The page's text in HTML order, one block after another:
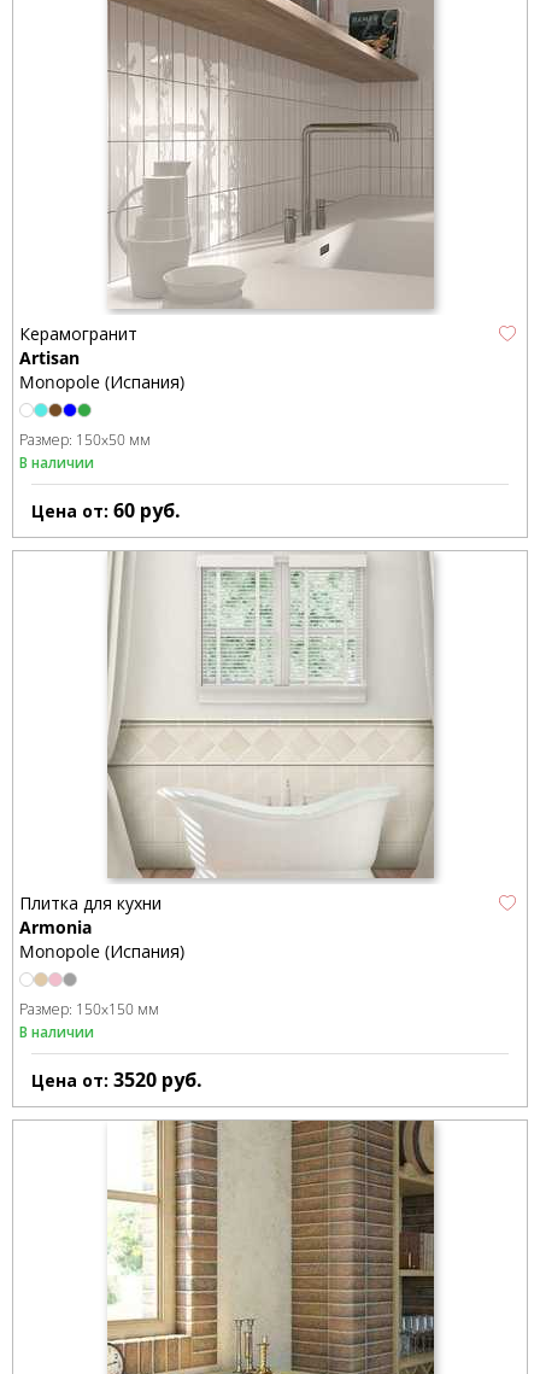
Керамогранит
Artisan
Monopole (Испания)
Размер: 150x50 мм
В наличии
Цена от: 60 руб.
Плитка для кухни
Armonia
Monopole (Испания)
Размер: 150x150 мм
В наличии
Цена от: 3520 руб.